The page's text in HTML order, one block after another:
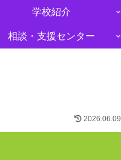
学校紹介
相談・支援センター
2026.06.09